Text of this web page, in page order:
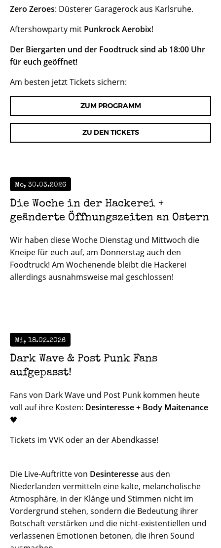
Zero Zeroes: Düsterer Garagerock aus Karlsruhe.
Aftershowparty mit Punkrock Aerobix!
Der Biergarten und der Foodtruck sind ab 18:00 Uhr
für euch geöffnet!
Am besten jetzt Tickets sichern:
ZUM PROGRAMM
ZU DEN TICKETS
Mo, 30.03.2026
Die Woche in der Hackerei +
geänderte Öffnungszeiten an Ostern
Wir haben diese Woche Dienstag und Mittwoch die
Kneipe für euch auf, am Donnerstag auch den
Foodtruck! Am Wochenende bleibt die Hackerei
allerdings ausnahmsweise mal geschlossen!
Mi, 18.02.2026
Dark Wave & Post Punk Fans
aufgepasst!
Fans von Dark Wave und Post Punk kommen heute
voll auf ihre Kosten: Desinteresse+ Body Maitenance
🖤
Tickets im VVK oder an der Abendkasse!
Die Live-Auftritte von Desinteresseaus den
Niederlanden vermitteln eine kalte, melancholische
Atmosphäre, in der Klänge und Stimmen nicht im
Vordergrund stehen, sondern die Bedeutung ihrer
Botschaft verstärken und die nicht-existentiellen und
verlassenen Emotionen betonen, die ihren Sound